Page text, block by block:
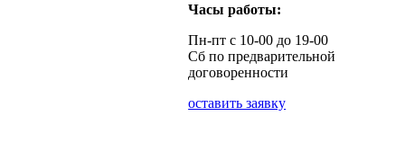
Часы работы:
Пн-пт с 10-00 до 19-00
Сб по предварительной
договоренности
оставить заявку